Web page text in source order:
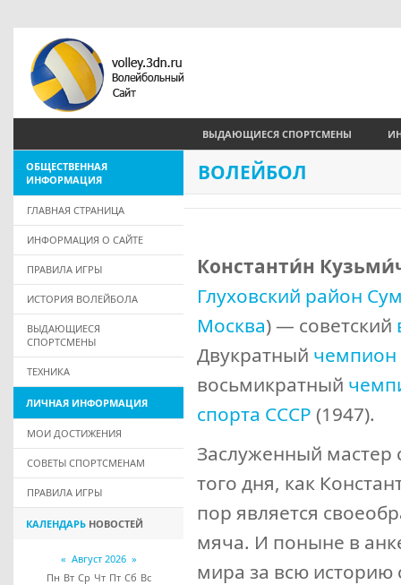
ВЫДАЮЩИЕСЯ СПОРТСМЕНЫ
ВОЛЕЙБОЛ
Константи́н
Глуховский район
Москва) — советский
Двукратный
восьмикратный
спорта СССР (1947).
Заслуженный мастер
того дня, как
пор является
мяча. И поныне в
мира за всю
ОБЩЕСТВЕННАЯ
ИНФОРМАЦИЯ
ГЛАВНАЯ СТРАНИЦА
ИНФОРМАЦИЯ О САЙТЕ
ПРАВИЛА ИГРЫ
ИСТОРИЯ ВОЛЕЙБОЛА
ВЫДАЮЩИЕСЯ
СПОРТСМЕНЫ
ТЕХНИКА
ЛИЧНАЯ ИНФОРМАЦИЯ
МОИ ДОСТИЖЕНИЯ
СОВЕТЫ СПОРТСМЕНАМ
ПРАВИЛА ИГРЫ
КАЛЕНДАРЬ НОВОСТЕЙ
« Август 2026 »
Пн Вт Ср Чт Пт Сб Вс